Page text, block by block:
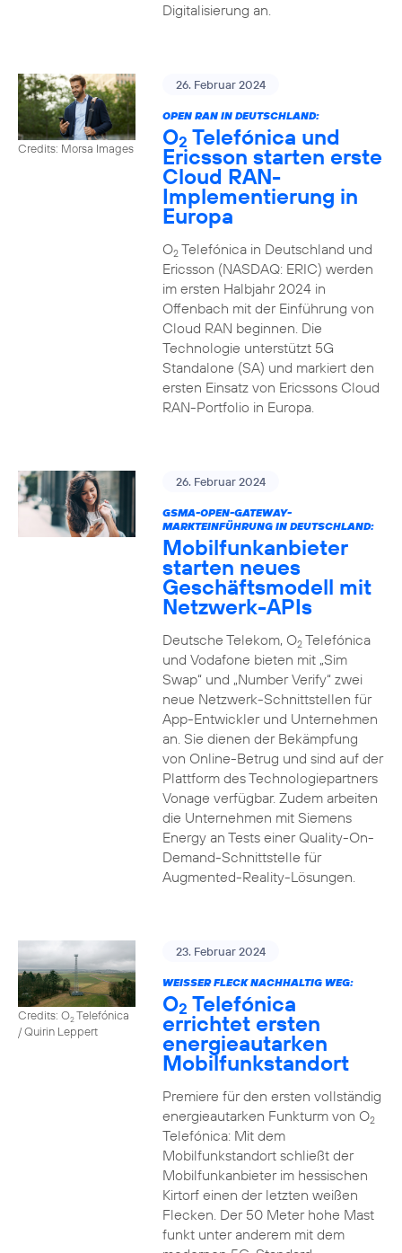
Digitalisierung an.
Credits: Morsa Images
26. Februar 2024
OPEN RAN IN DEUTSCHLAND:
O2 Telefónica und
Ericsson starten erste
Cloud RAN-
Implementierung in
Europa
O2Telefónica in Deutschland und
Ericsson (NASDAQ: ERIC) werden
im ersten Halbjahr 2024 in
Offenbach mit der Einführung von
Cloud RAN beginnen. Die
Technologie unterstützt 5G
Standalone (SA) und markiert den
ersten Einsatz von Ericssons Cloud
RAN-Portfolio in Europa.
26. Februar 2024
GSMA-OPEN-GATEWAY-
MARKTEINFÜHRUNG IN DEUTSCHLAND:
Mobilfunkanbieter
starten neues
Geschäftsmodell mit
Netzwerk-APIs
Deutsche Telekom, O2Telefónica
und Vodafone bieten mit „Sim
Swap“ und „Number Verify“ zwei
neue Netzwerk-Schnittstellen für
App-Entwickler und Unternehmen
an. Sie dienen der Bekämpfung
von Online-Betrug und sind auf der
Plattform des Technologiepartners
Vonage verfügbar. Zudem arbeiten
die Unternehmen mit Siemens
Energy an Tests einer Quality-On-
Demand-Schnittstelle für
Augmented-Reality-Lösungen.
Credits: O2Telefónica
/ Quirin Leppert
23. Februar 2024
WEISSER FLECK NACHHALTIG WEG:
O2 Telefónica
errichtet ersten
energieautarken
Mobilfunkstandort
Premiere für den ersten vollständig
energieautarken Funkturm von O2
Telefónica: Mit dem
Mobilfunkstandort schließt der
Mobilfunkanbieter im hessischen
Kirtorf einen der letzten weißen
Flecken. Der 50 Meter hohe Mast
funkt unter anderem mit dem